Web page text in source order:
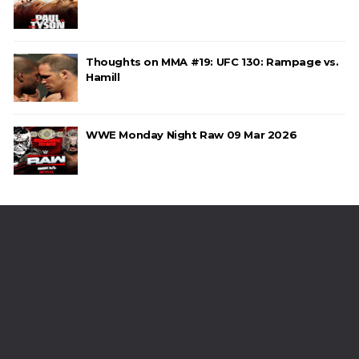
Thoughts on MMA #19: UFC 130: Rampage vs.
Hamill
WWE Monday Night Raw 09 Mar 2026